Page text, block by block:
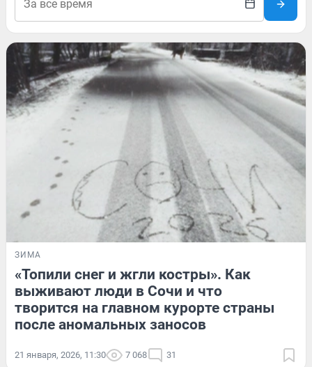
ЗИМА
«Топили снег и жгли костры». Как
выживают люди в Сочи и что
творится на главном курорте страны
после аномальных заносов
21 января, 2026, 11:30 7 068 31